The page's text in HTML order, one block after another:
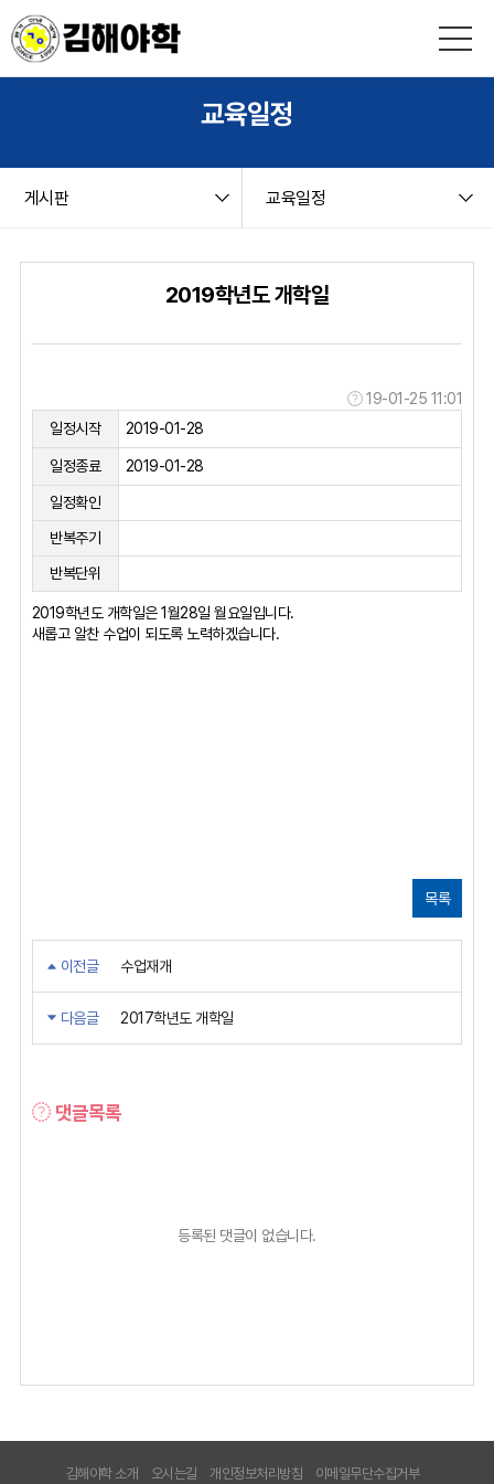
교육일정
게시판 교육일정
2019학년도 개학일
19-01-25 11:01
일정시작
2019-01-28
일정종료 2019-01-28
일정확인
반복주기
반복단위
2019학년도 개학일은 1월28일 월요일입니다.
새롭고 알찬 수업이 되도록 노력하겠습니다.
목록
이전글 수업재개
다음글 2017학년도 개학일
댓글목록
등록된 댓글이 없습니다.
김해야학 소개 오시는길 개인정보처리방침 이메일무단수집거부